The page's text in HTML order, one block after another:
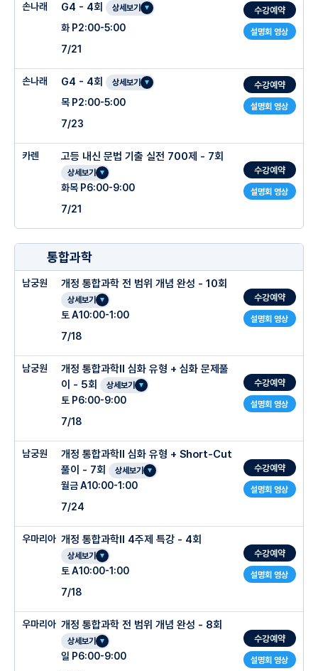
손나래
설명회 영상
G4 - 4회 상세보기
화 P2:00-5:00
7/21
수강예약
손나래
설명회 영상
G4 - 4회 상세보기
목 P2:00-5:00
7/23
수강예약
카렌
설명회 영상
고등 내신 문법 기출 실전 700제 - 7회
상세보기
화목 P6:00-9:00
7/21
수강예약
통합과학
남궁원
설명회 영상
개정 통합과학 전 범위 개념 완성 - 10회
상세보기
토 A10:00-1:00
7/18
수강예약
남궁원
설명회 영상
개정 통합과학Ⅱ 심화 유형 + 심화 문제풀
이 - 5회
상세보기
토 P6:00-9:00
7/18
수강예약
남궁원
설명회 영상
개정 통합과학Ⅱ 심화 유형 + Short-Cut
풀이 - 7회
상세보기
월금 A10:00-1:00
7/24
수강예약
우마리아
설명회 영상
개정 통합과학Ⅱ 4주제 특강 - 4회
상세보기
토 A10:00-1:00
7/18
수강예약
우마리아
설명회 영상
개정 통합과학 전 범위 개념 완성 - 8회
상세보기
일 P6:00-9:00
수강예약